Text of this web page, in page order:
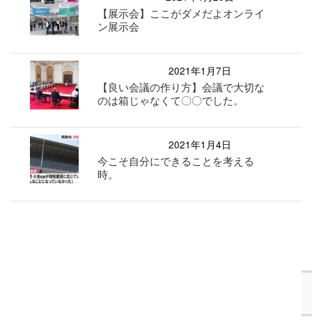
【展示会】ここがダメだよオンライ
ン展示会
2021年1月7日
【良い会議の作り方】会議で大切な
のは箱じゃなくて〇〇でした。
2021年1月4日
今こそ自分にできることを考える
時。